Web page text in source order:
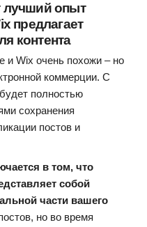
лучший опыт
предлагает
контента
и Wix очень похожи – но
коммерции. С
полностью
сохранения
постов и
в том, что
собой
части вашего
но во время